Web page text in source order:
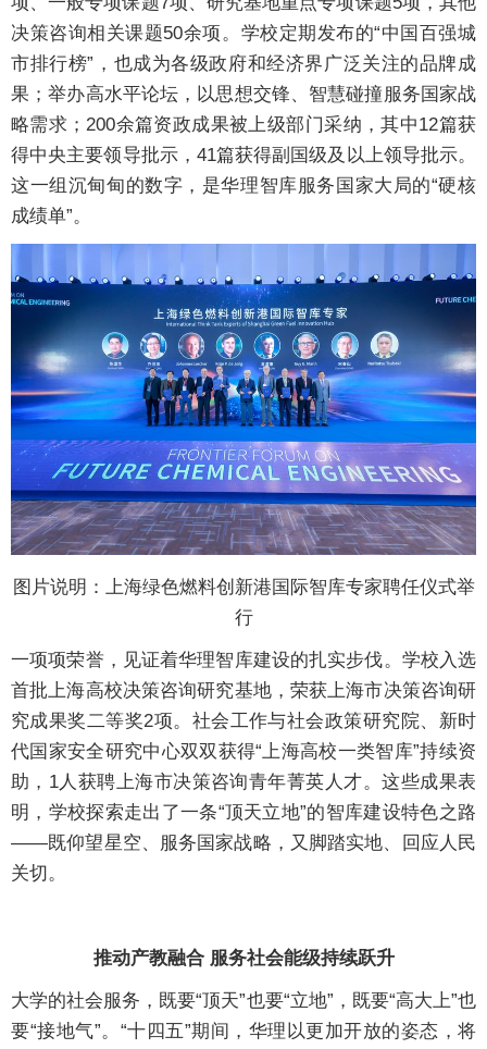
决策咨询相关课题50余项。学校定期发布的“中国百强城
市排行榜”，也成为各级政府和经济界广泛关注的品牌成
果；举办高水平论坛，以思想交锋、智慧碰撞服务国家战
略需求；200余篇资政成果被上级部门采纳，其中12篇获
得中央主要领导批示，41篇获得副国级及以上领导批示。
这一组沉甸甸的数字，是华理智库服务国家大局的“硬核
成绩单”。
图片说明：上海绿色燃料创新港国际智库专家聘任仪式举
行
一项项荣誉，见证着华理智库建设的扎实步伐。学校入选
首批上海高校决策咨询研究基地，荣获上海市决策咨询研
究成果奖二等奖2项。社会工作与社会政策研究院、新时
代国家安全研究中心双双获得“上海高校一类智库”持续资
助，1人获聘上海市决策咨询青年菁英人才。这些成果表
明，学校探索走出了一条“顶天立地”的智库建设特色之路
——既仰望星空、服务国家战略，又脚踏实地、回应人民
关切。
推动产教融合 服务社会能级持续跃升
大学的社会服务，既要“顶天”也要“立地”，既要“高大上”也
要“接地气”。“十四五”期间，华理以更加开放的姿态，将